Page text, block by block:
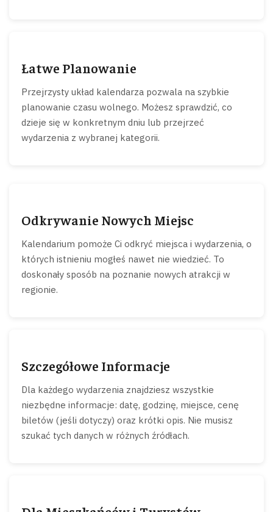
Łatwe Planowanie
Przejrzysty układ kalendarza pozwala na szybkie
planowanie czasu wolnego. Możesz sprawdzić, co
dzieje się w konkretnym dniu lub przejrzeć
wydarzenia z wybranej kategorii.
Odkrywanie Nowych Miejsc
Kalendarium pomoże Ci odkryć miejsca i wydarzenia, o
których istnieniu mogłeś nawet nie wiedzieć. To
doskonały sposób na poznanie nowych atrakcji w
regionie.
Szczegółowe Informacje
Dla każdego wydarzenia znajdziesz wszystkie
niezbędne informacje: datę, godzinę, miejsce, cenę
biletów (jeśli dotyczy) oraz krótki opis. Nie musisz
szukać tych danych w różnych źródłach.